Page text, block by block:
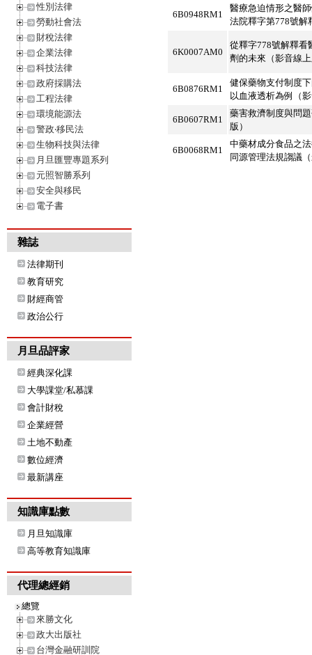
性別法律
勞動社會法
財稅法律
企業法律
科技法律
政府採購法
工程法律
環境能源法
警政‧移民法
生物科技與法律
月旦匯豐專題系列
元照智勝系列
安全與移民
電子書
雜誌
法律期刊
教育研究
財經商管
政治公行
月旦品評家
經典深化課
大學課堂/私慕課
會計財稅
企業經營
土地不動產
數位經濟
最新講座
知識庫點數
月旦知識庫
高等教育知識庫
代理總經銷
總覽
來勝文化
政大出版社
台灣金融研訓院
6B0948RM1
醫療急迫情形之醫
法院釋字第778號解
6K0007AM0
從釋字778號解釋看
劑的未來（影音線
6B0876RM1
健保藥物支付制度
以血液透析為例（
6B0607RM1
藥害救濟制度與問
版）
6B0068RM1
中藥材成分食品之
同源管理法規謅議